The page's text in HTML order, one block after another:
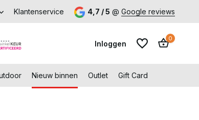
– Gratis verzending vanaf €99,- Bezoek
Klantenservice 4,7 / 5 @ Google reviews
Inloggen
0
Nieuw binnen Outlet Gift Card